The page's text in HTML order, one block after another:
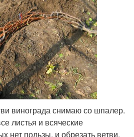
винограда снимаю со шпалер.
листья и всяческие
нет пользы, и обрезать ветви.